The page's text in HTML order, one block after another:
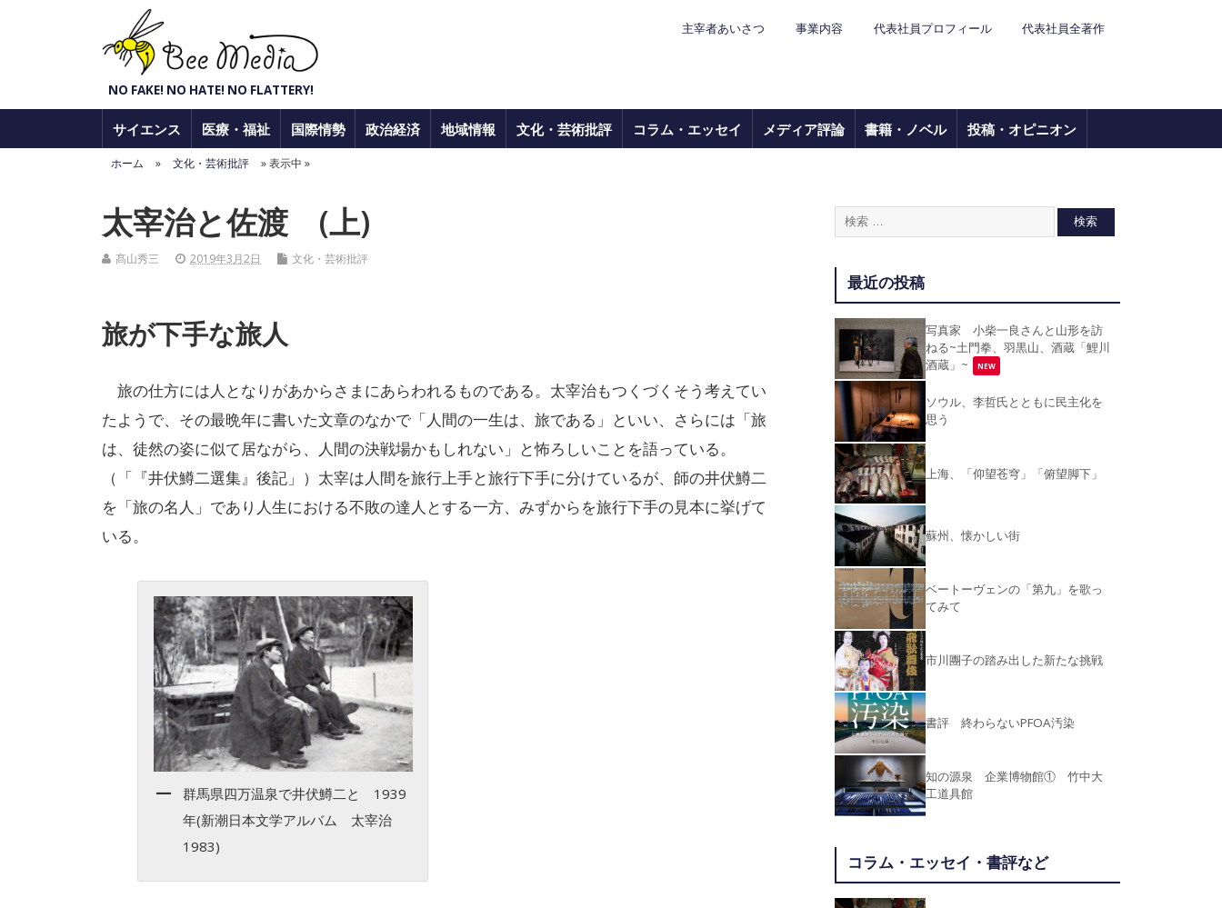
主宰者あいさつ 事業内容 代表社員プロフィール 代表社員全著作
Bee Media
NO FAKE! NO HATE! NO FLATTERY!
サイエンス 医療・福祉 国際情勢 政治経済 地域情報 文化・芸術批評 コラム・エッセイ メディア評論 書籍・ノベル 投稿・オピニオン
ホーム » 文化・芸術批評 » 表示中 »
太宰治と佐渡 (上)
髙山秀三 2019年3月2日 文化・芸術批評
旅が下手な旅人
旅の仕方には人となりがあからさまにあらわれるものである。太宰治もつくづくそう考えてい
たようで、その最晩年に書いた文章のなかで「人間の一生は、旅である」といい、さらには「旅
は、徒然の姿に似て居ながら、人間の決戦場かもしれない」と怖ろしいことを語っている。
（「『井伏鱒二選集』後記」）太宰は人間を旅行上手と旅行下手に分けているが、師の井伏鱒二
を「旅の名人」であり人生における不敗の達人とする一方、みずからを旅行下手の見本に挙げて
いる。
群馬県四万温泉で井伏鱒二と 1939
年(新潮日本文学アルバム 太宰治
1983)
最近の投稿
写真家 小柴一良さんと山形を訪
ねる~土門拳、羽黒山、酒蔵「鯉川
酒蔵」~
NEW
ソウル、李哲氏とともに民主化を
思う
上海、「仰望苍穹」「俯望脚下」
蘇州、懐かしい街
ベートーヴェンの「第九」を歌っ
てみて
市川團子の踏み出した新たな挑戦
書評 終わらないPFOA汚染
知の源泉 企業博物館① 竹中大
工道具館
コラム・エッセイ・書評など